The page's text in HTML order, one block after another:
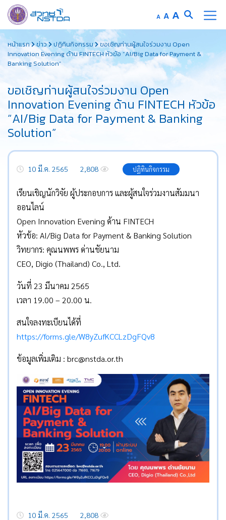
to
content
A Decrease
font
size.
AReset
font
size.
A Increase
font
size.
หน้าแรก ข่าว ปฏิทินกิจกรรม
ขอเชิญท่านผู้สนใจร่วมงาน Open
Innovation Evening ด้าน FINTECH หัวข้อ “AI/Big Data for Payment &
Banking Solution”
ขอเชิญท่านผู้สนใจร่วมงาน Open
Innovation Evening ด้าน FINTECH หัวข้อ
“AI/Big Data for Payment & Banking
Solution”
10 มี.ค. 2565 2,808 ปฏิทินกิจกรรม
เรียนเชิญนักวิจัย ผู้ประกอบการ และผู้สนใจร่วมงานสัมมนา
ออนไลน์
Open Innovation Evening ด้าน FINTECH
หัวข้อ: AI/Big Data for Payment & Banking Solution
วิทยากร: คุณนพพร ด่านชัยนาม
CEO, Digio (Thailand) Co., Ltd.
วันที่ 23 มีนาคม 2565
เวลา 19.00 – 20.00 น.
สนใจลงทะเบียนได้ที่
https://forms.gle/W8yZufKCCLzDgFQv8
ข้อมูลเพิ่มเติม : brc@nstda.or.th
10 มี.ค. 2565 2,808